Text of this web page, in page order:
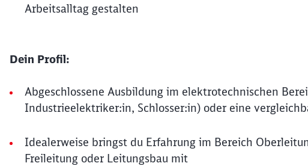
Arbeitsalltag gestalten
Dein Profil:
Abgeschlossene Ausbildung im elektrotechnischen
Industrieelektriker:in, Schlosser:in) oder eine
Idealerweise bringst du Erfahrung im Bereich
Freileitung oder Leitungsbau mit